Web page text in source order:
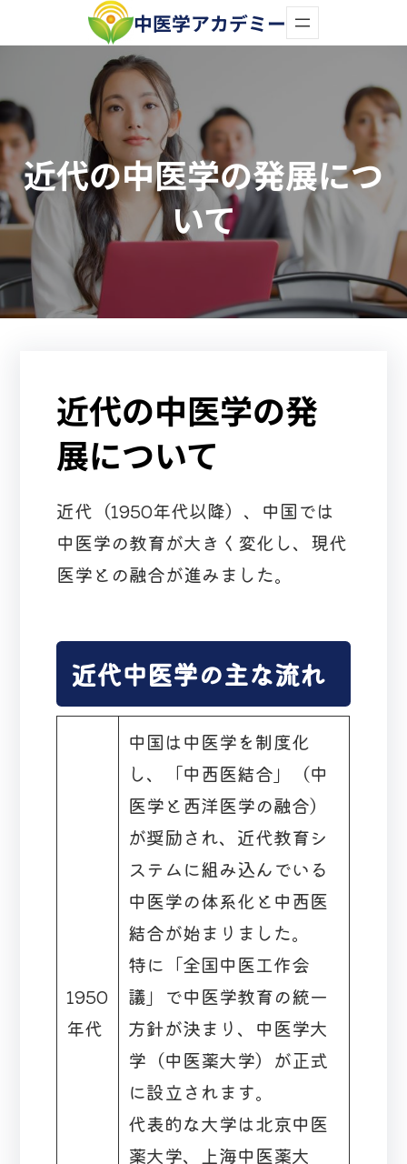
容
ス
キ
ッ
プ
中医学アカデミー
近代の中医学の発展につ
いて
近代の中医学の発
展について
近代（1950年代以降）、中国では
中医学の教育が大きく変化し、現代
医学との融合が進みました。
近代中医学の主な流れ
1950
年代
中国は中医学を制度化
し、「中西医結合」（中
医学と西洋医学の融合）
が奨励され、近代教育シ
ステムに組み込んでいる
中医学の体系化と中西医
結合が始まりました。
特に「全国中医工作会
議」で中医学教育の統一
方針が決まり、中医学大
学（中医薬大学）が正式
に設立されます。
代表的な大学は北京中医
薬大学、上海中医薬大